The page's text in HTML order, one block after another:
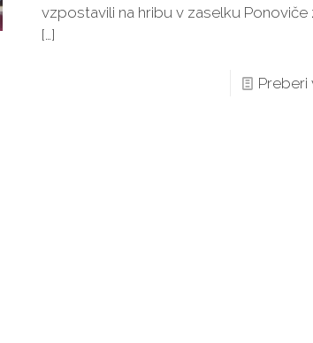
vzpostavili na hribu v zaselku Ponoviče
[…]
Preberi